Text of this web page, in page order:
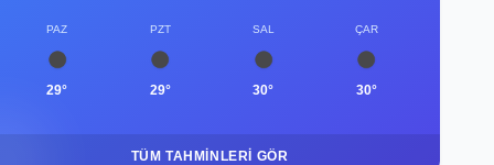
PAZ
29°
PZT
29°
SAL
30°
ÇAR
30°
TÜM TAHMINLERI GÖR